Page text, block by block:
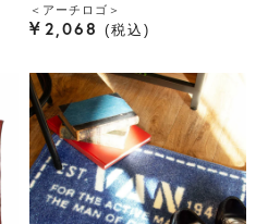
＜アーチロゴ＞
¥ 2,068 税込